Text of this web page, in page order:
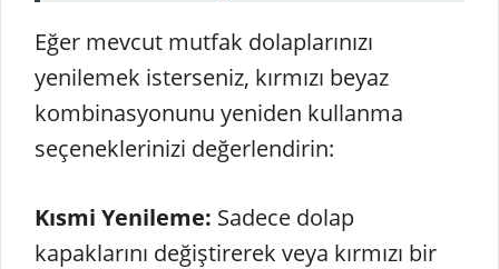
Eğer mevcut mutfak dolaplarınızı
yenilemek isterseniz, kırmızı beyaz
kombinasyonunu yeniden kullanma
seçeneklerinizi değerlendirin:
Kısmi Yenileme: Sadece dolap
kapaklarını değiştirerek veya kırmızı bir